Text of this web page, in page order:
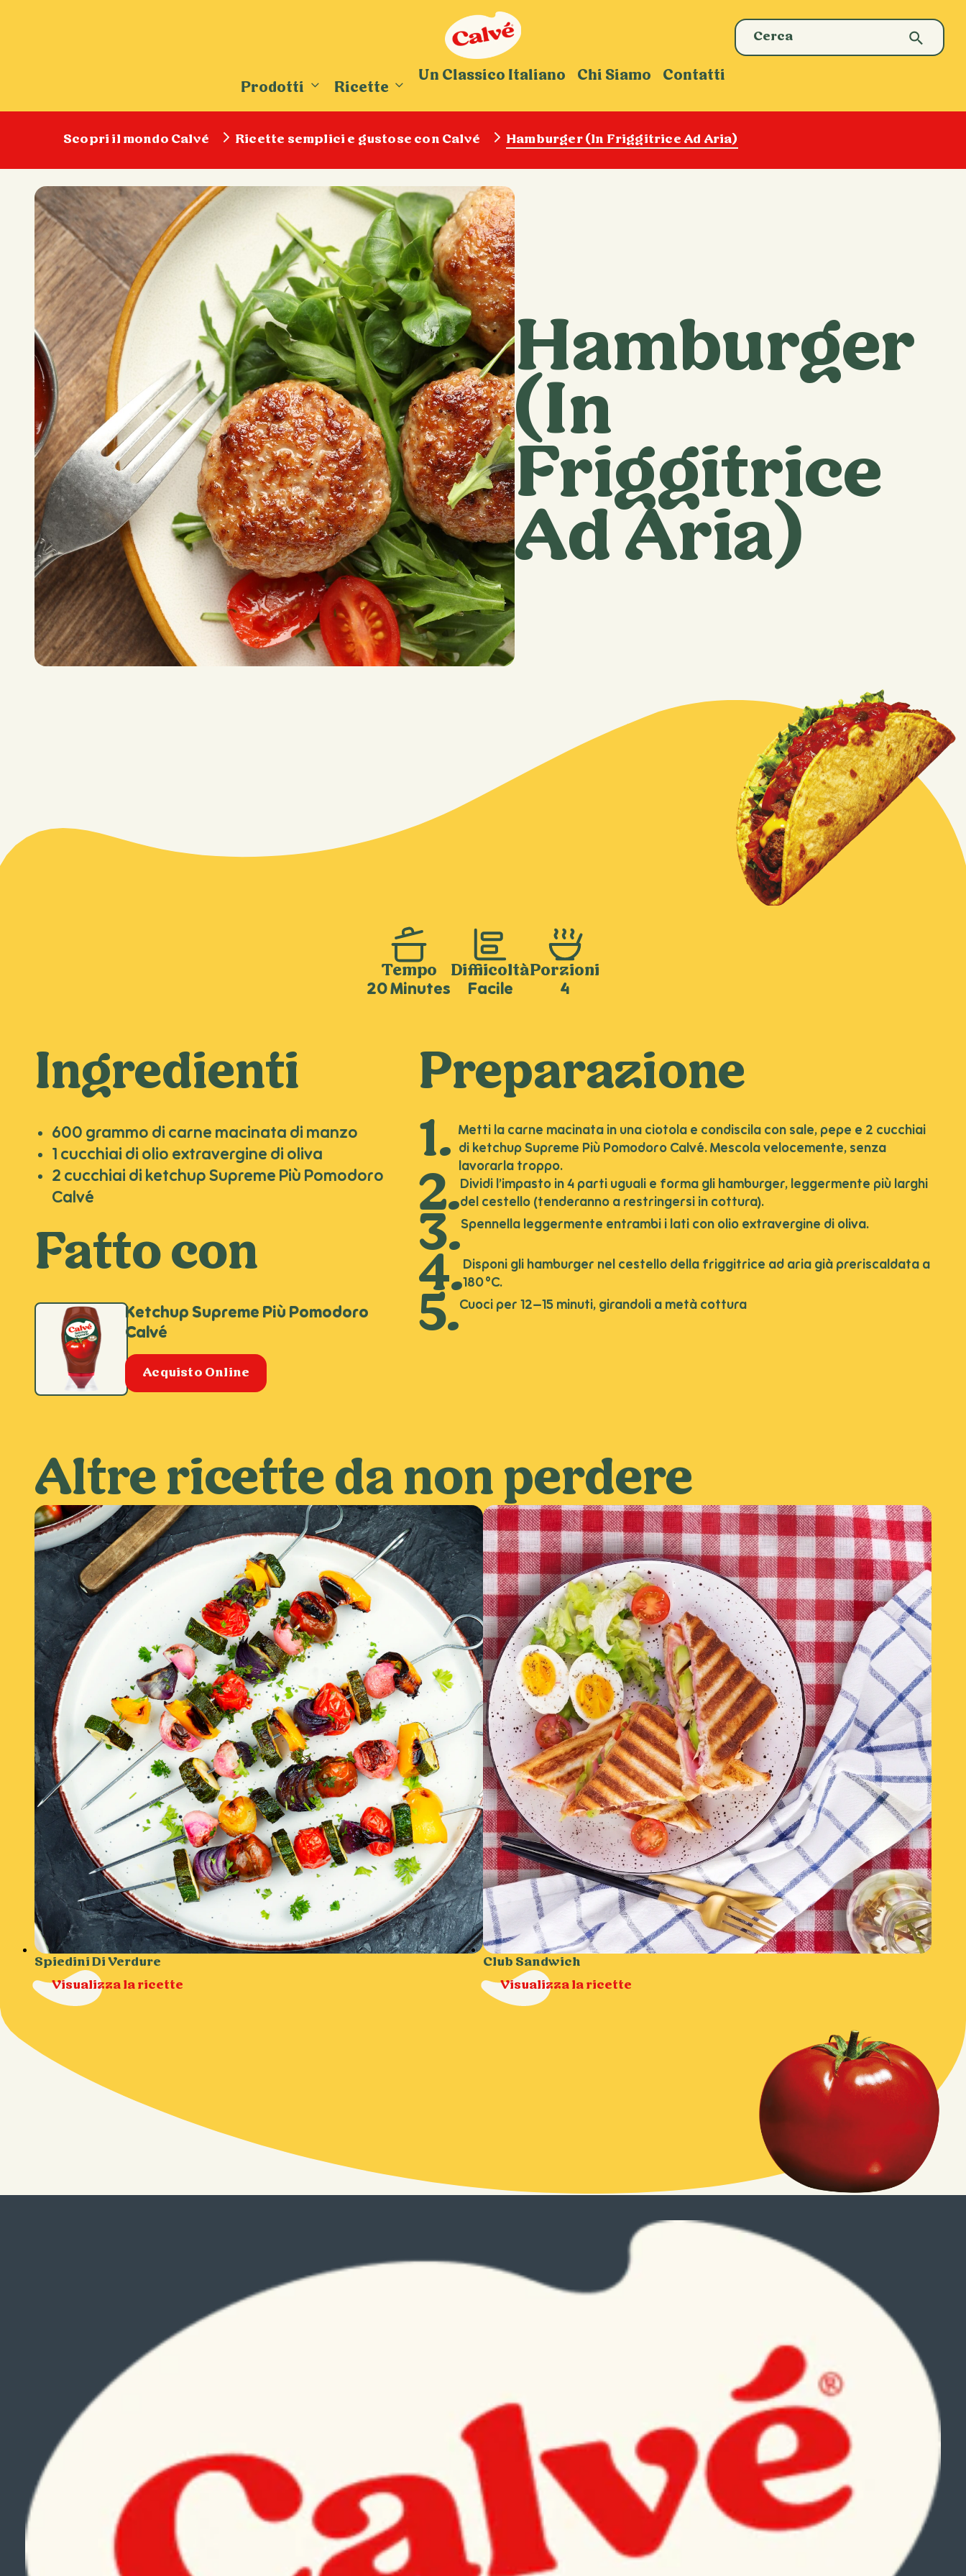
Prodotti Ricette
Un Classico Italiano Chi Siamo Contatti
Scopri il mondo Calvé Ricette semplici e gustose con Calvé Hamburger (In Friggitrice Ad Aria)
Hamburger
(In
Friggitrice
Ad Aria)
Tempo
20 Minutes
Difficoltà
Facile
Porzioni
4
Ingredienti
600 grammo di carne macinata di manzo
1 cucchiai di olio extravergine di oliva
2 cucchiai di ketchup Supreme Più Pomodoro
Calvé
Fatto con
Ketchup Supreme Più Pomodoro
Calvé
Acquisto Online
Preparazione
Metti la carne macinata in una ciotola e condiscila con sale, pepe e 2 cucchiai
di ketchup Supreme Più Pomodoro Calvé. Mescola velocemente, senza
lavorarla troppo.
Dividi l’impasto in 4 parti uguali e forma gli hamburger, leggermente più larghi
del cestello (tenderanno a restringersi in cottura).
Spennella leggermente entrambi i lati con olio extravergine di oliva.
Disponi gli hamburger nel cestello della friggitrice ad aria già preriscaldata a
180 °C.
Cuoci per 12–15 minuti, girandoli a metà cottura
Altre ricette da non perdere
Spiedini Di Verdure
Visualizza la ricette
Club Sandwich
Visualizza la ricette